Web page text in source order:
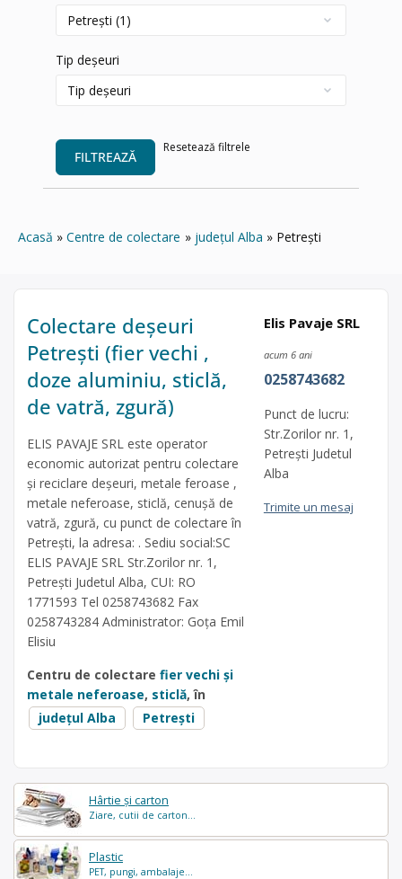
Tip deșeuri
FILTREAZĂ
Resetează filtrele
Acasă Centre de colectare județul Alba Petrești
Hârtie și carton
Ziare, cutii de carton...
Plastic
PET, pungi, ambalaje...
Colectare deșeuri
Petrești (fier vechi ,
doze aluminiu, sticlă,
de vatră, zgură)
ELIS PAVAJE SRL este operator
economic autorizat pentru colectare
și reciclare deșeuri, metale feroase ,
metale neferoase, sticlă, cenușă de
vatră, zgură, cu punct de colectare în
Petrești, la adresa: . Sediu social:SC
ELIS PAVAJE SRL Str.Zorilor nr. 1,
Petrești Judetul Alba, CUI: RO
1771593 Tel 0258743682 Fax
0258743284 Administrator: Goța Emil
Elisiu
Centru de colectare fier vechi și
metale neferoase, sticlă, în
județul Alba
Petrești
Elis Pavaje SRL
acum 6 ani
0258743682
Punct de lucru:
Str.Zorilor nr. 1,
Petrești Judetul
Alba
Trimite un mesaj